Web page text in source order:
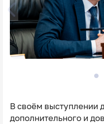
В своём выступлении
дополнительного и